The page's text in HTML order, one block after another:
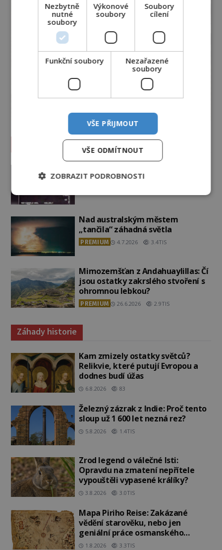
Vesmír a technologie
Američané v obležení UFO?
Nad australským městem
„tančila“ záhadná světla
PREMIUM 4.7.2026 3.4TIS
Mimozemšťan z Andahuaylillas: Čí
jsou ostatky zakrslého stvoření s
ohromnou lebkou?
PREMIUM 26.6.2026 2.9TIS
Záhady historie
Kam zmizely ostatky světců?
Relikvie, které putují Evropou a
dodnes budí úžas
6.8.2026 83
Železný zázrak z Indie: Proč tento
sloup už 1 600 let nezná rez?
5.8.2026 1.4TIS
Zrod legend o válečné lsti:
Opravdu na zmatení nepřítele
vypouštěli vypasené králíky?
3.8.2026 3.0TIS
Mapa Piriho Reise: Zakázané
vědění starověku, nebo jen
geniální práce osmanského
admirála?
1.8.2026 3.3TIS
Nezbytně
nutné
soubory
Výkonové
soubory
Soubory
cílení
Funkční soubory
Nezařazené
soubory
VŠE PŘIJMOUT
VŠE ODMÍTNOUT
ZOBRAZIT PODROBNOSTI